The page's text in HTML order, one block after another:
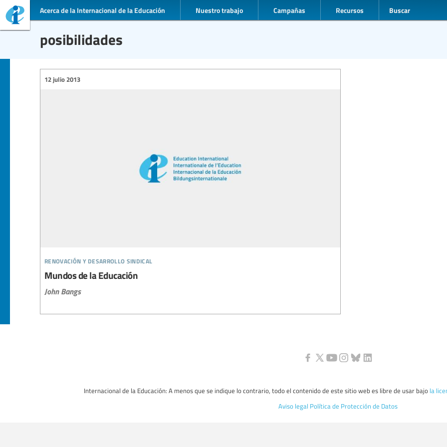
Acerca de la Internacional de la Educación Nuestro trabajo Campañas Recursos Buscar
posibilidades
renovación y desarrollo sindical
12 julio 2013
Mundos de la Educación
John Bangs
Internacional de la Educación: A menos que se indique lo contrario, todo el contenido de este sitio web es libre de usar bajo la
Aviso legal Política de Protección de Datos